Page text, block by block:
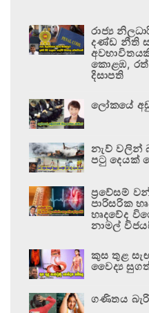
රාජ්‍ය
දණ්ඩ නීති
කොළඹ,
දිසාපති
ලෝකයේ
නැව් වලින්
පටු දෙයක්
ප්‍රවේසම්
පාරිසරික
හෘදවේද
නාමල්
කුස තුළ
වෛද්‍ය
ගණිතය